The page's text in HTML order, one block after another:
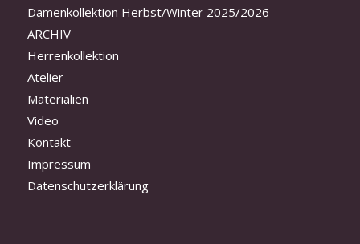
Damenkollektion Herbst/Winter 2025/2026
ARCHIV
Herrenkollektion
Atelier
Materialien
Video
Kontakt
Impressum
Datenschutzerklärung